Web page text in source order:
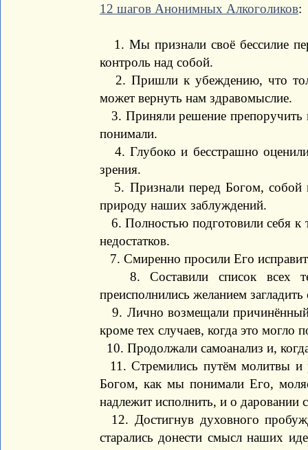
12 шагов Анонимных Алкоголиков:
1. Мы признали своё бессилие
контроль над собой.
2. Пришли к убеждению, что
может вернуть нам здравомыслие.
3. Приняли решение
понимали.
4. Глубоко и бесстрашно
зрения.
5. Признали перед Богом, собой
природу наших заблуждений.
6. Полностью подготовили себя к
недостатков.
7. Смиренно просили Его
8. Составили список всех
преисполнились желанием
9. Лично возмещали
кроме тех случаев, когда это
10. Продолжали самоанализ и,
11. Стремились путём молитвы и
Богом, как мы понимали Его,
надлежит исполнить, и о даровании
12. Достигнув духовного
старались донести смысл наших